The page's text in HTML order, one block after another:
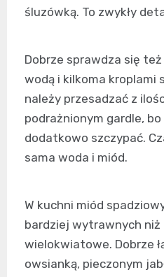
śluzówką. To zwykły
Dobrze sprawdza się
wodą i kilkoma kroplami
należy przesadzać z
podrażnionym gardle,
dodatkowo szczypać.
sama woda i miód.
W kuchni miód
bardziej wytrawnych
wielokwiatowe. Dobrze
owsianką, pieczonym